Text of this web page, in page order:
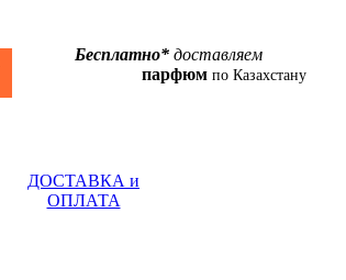
Бесплатно* доставляем
парфюм по Казахстану
ДОСТАВКА и
ОПЛАТА